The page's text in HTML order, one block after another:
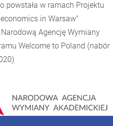
powstała w ramach Projektu
in Warsaw"
Agencję Wymiany
Welcome to Poland (nabór